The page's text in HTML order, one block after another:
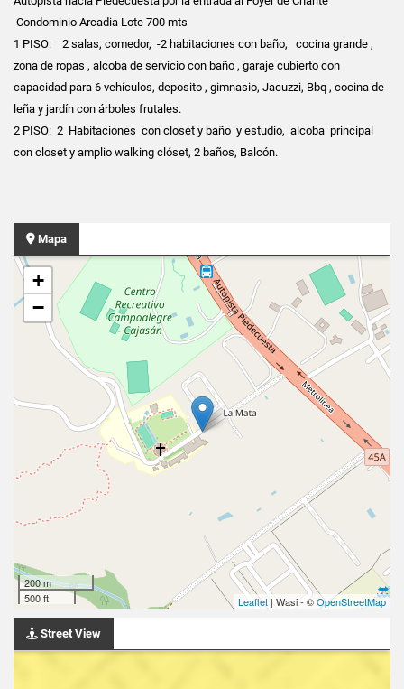
Condominio Arcadia Lote 700 mts
1 PISO: 2 salas, comedor, -2 habitaciones con baño, cocina grande ,
zona de ropas , alcoba de servicio con baño , garaje cubierto con
capacidad para 6 vehículos, deposito , gimnasio, Jacuzzi, Bbq , cocina de
leña y jardín con árboles frutales.
2 PISO: 2 Habitaciones con closet y baño y estudio, alcoba principal
con closet y amplio walking clóset, 2 baños, Balcón.
Mapa
+
−
200 m
500 ft
Leaflet | Wasi - ©OpenStreetMap
Street View